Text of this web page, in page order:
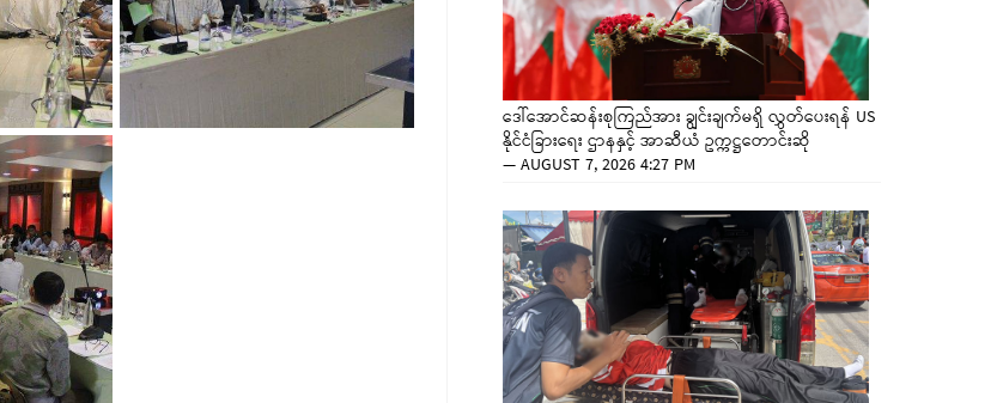
ဒေါ်အောင်ဆန်းစုကြည်အား ချွင်းချက်မရှိ လွှတ်ပေးရန် US
နိုင်ငံခြားရေး ဌာနနှင့် အာဆီယံ ဥက္ကဋ္ဌတောင်းဆို
—AUGUST 7, 2026 4:27 PM